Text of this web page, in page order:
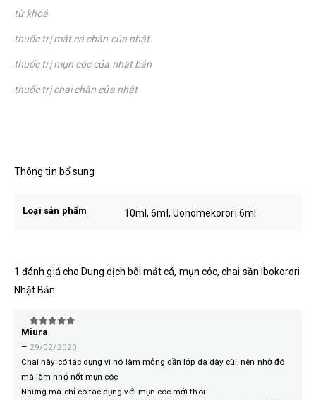
từ khoá
thuốc trị mắt cá chân của nhật
thuốc trị mụn cóc của nhật bản
thuốc trị chai chân của nhật
Thông tin bổ sung
Loại sản phẩm 10ml, 6ml, Uonomekorori 6ml
1 đánh giá cho Dung dịch bôi mắt cá, mụn cóc, chai sần Ibokorori
Nhật Bản
5trên 5
Miura
– 29/02/2020
Chai này có tác dụng vì nó làm mỏng dần lớp da dày cùi, nên nhờ đó
mà làm nhỏ nốt mụn cóc
Nhưng mà chỉ có tác dụng với mụn cóc mới thôi